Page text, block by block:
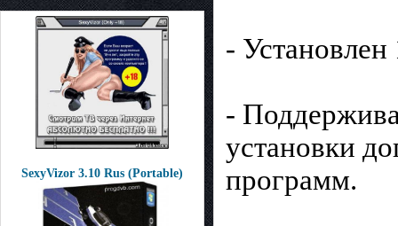
SexyVizor 3.10 Rus (Portable)
-
-
установки
программ.